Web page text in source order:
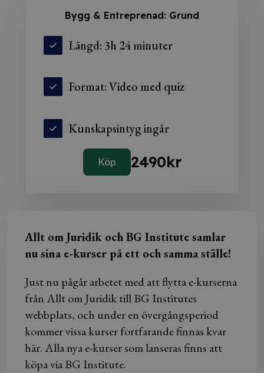
Bygg & Entreprenad: Grund
Längd: 3h 24 minuter
Format: Video med quiz
Kunskapsintyg ingår
Köp 2490kr
Allt om Juridik och BG Institute samlar
nu sina e-kurser på ett och samma ställe!
Just nu pågår arbetet med att flytta e-kurserna
från Allt om Juridik till BG Institutes
webbplats, och under en övergångsperiod
kommer vissa kurser fortfarande finnas kvar
här. Alla nya e-kurser som lanseras finns att
köpa via BG Institute.